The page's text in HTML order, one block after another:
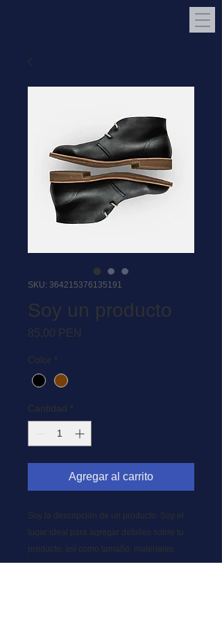
SKU: 364215376135191
Soy un producto
85,00 PEN
Color *
Cantidad *
Agregar al carrito
Soy la descripción de un producto. Soy el
lugar ideal para agregar detalles sobre tu
producto, así como tamaño, materiales,
instrucciones de cuidado y de limpieza.